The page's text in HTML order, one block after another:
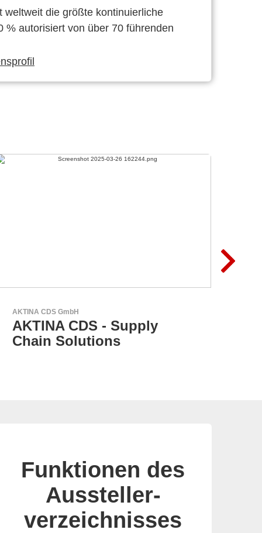
weltweit die größte kontinuierliche
% autorisiert von über 70 führenden
LEMO Elektronik GmbH
Original Push-Pull-
Connector – Made in
Funktionen des
Aussteller-
verzeichnisses